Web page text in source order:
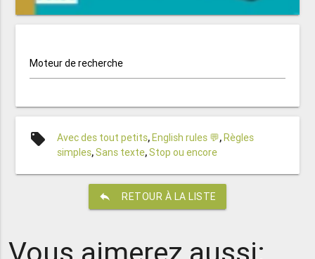
Moteur de recherche
local_offer Avec des tout petits,English rules 💬,Règles
simples,Sans texte,Stop ou encore
reply RETOUR À LA LISTE